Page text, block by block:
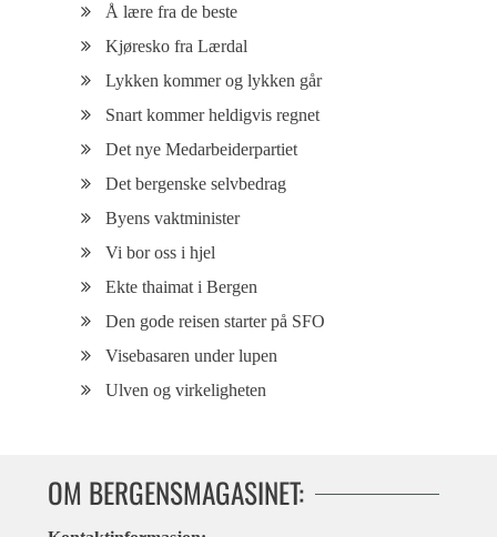
Å lære fra de beste
Kjøresko fra Lærdal
Lykken kommer og lykken går
Snart kommer heldigvis regnet
Det nye Medarbeiderpartiet
Det bergenske selvbedrag
Byens vaktminister
Vi bor oss i hjel
Ekte thaimat i Bergen
Den gode reisen starter på SFO
Visebasaren under lupen
Ulven og virkeligheten
OM BERGENSMAGASINET: